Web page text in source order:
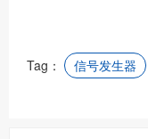
Tag： 信号发生器